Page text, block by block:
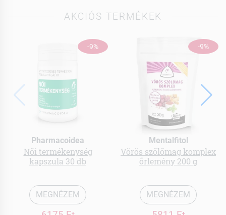
AKCIÓS TERMÉKEK
-9%
Pharmacoidea
Női termékenység
kapszula 30 db
MEGNÉZEM
-9%
Mentalfitol
Vörös szőlőmag komplex
őrlemény 200 g
MEGNÉZEM